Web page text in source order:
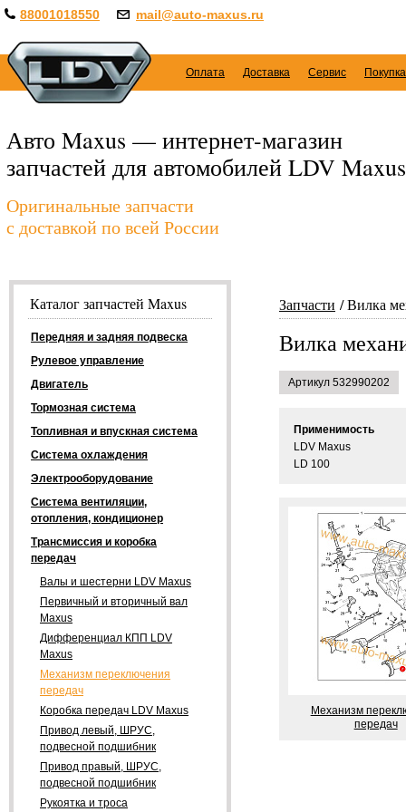
88001018550 mail@auto-maxus.ru
Оплата Доставка Сервис
Авто Maxus — интернет-магазин
запчастей для автомобилей LDV Maxus
Оригинальные запчасти
с доставкой по всей России
Запчасти Вилка
Вилка
Артикул 532990202
Применимость
LDV Maxus
LD 100
Механизм
передач
Каталог запчастей Maxus
Передняя и задняя подвеска
Рулевое управление
Двигатель
Тормозная система
Топливная и впускная система
Система охлаждения
Электрооборудование
Система вентиляции,
отопления, кондиционер
Трансмиссия и коробка
передач
Валы и шестерни LDV Maxus
Первичный и вторичный вал
Maxus
Дифференциал КПП LDV
Maxus
Механизм переключения
передач
Коробка передач LDV Maxus
Привод левый, ШРУС,
подвесной подшибник
Привод правый, ШРУС,
подвесной подшибник
Рукоятка и троса